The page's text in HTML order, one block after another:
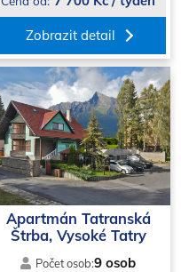
Zobrazit detail
Apartmán Tatranská
Štrba, Vysoké Tatry
Počet osob:9 osob